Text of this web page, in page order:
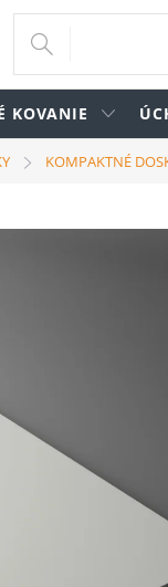
KOVANIE
KOMPAKTNÉ